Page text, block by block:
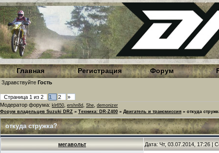
Главная Регистрация Форум
Здравствуйте Гость
Страница 1 из 2 1 2
»
Модератор форума: klr650 ershn8d She demonizer
Форум владельцев Suzuki DRZ » Техника: DR-Z400 » Двигатель и трансмиссия » откуда
откуда стружка?
мегавольт Дата: Чт, 03.07.2014, 17:26 |